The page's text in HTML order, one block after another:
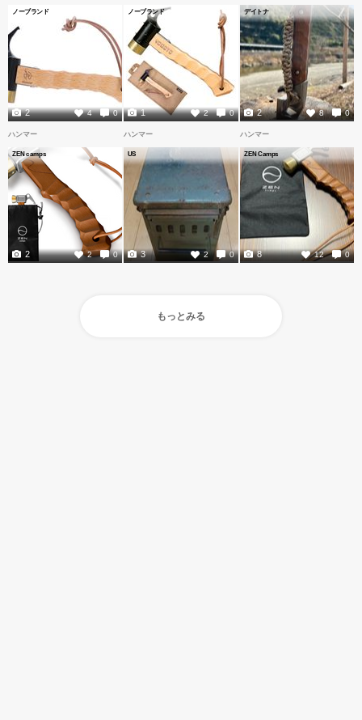
ノーブランド
4 0
2
ノーブランド
2 0
1
デイトナ
8 0
2
ハンマー
ZEN camps
2 0
2
ハンマー
US
2 0
3
ハンマー
ZEN Camps
12 0
8
もっとみる